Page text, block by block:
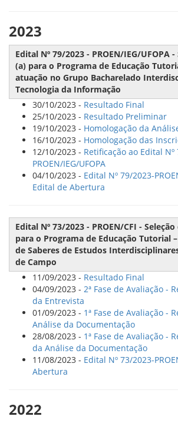
2023
Edital Nº 79/2023 - PROEN/IEG/UFOPA
(a) para o Programa de Educação
atuação no Grupo Bacharelado
Tecnologia da Informação
30/10/2023 - Resultado Final
25/10/2023 - Resultado Preliminar
19/10/2023 - Homologação da
16/10/2023 - Homologação das
12/10/2023 - Retificação ao Edital Nº
PROEN/IEG/UFOPA
04/10/2023 - Edital Nº 79/2023-
Edital de Abertura
Edital Nº 73/2023 - PROEN/CFI -
para o Programa de Educação Tutorial
de Saberes de Estudos
de Campo
11/09/2023 - Resultado Final
04/09/2023 - 2ª Fase de Avaliação -
da Entrevista
01/09/2023 - 1ª Fase de Avaliação -
Análise da Documentação
28/08/2023 - 1ª Fase de Avaliação -
da Análise da Documentação
11/08/2023 - Edital Nº 73/2023-
Abertura
2022